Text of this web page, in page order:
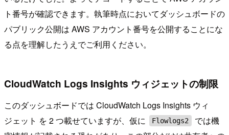
ト番号が確認できます。執筆時点においてダッシュボードの
パブリック公開は AWS アカウント番号を公開することにな
る点を理解したうえでご利用ください。
CloudWatch Logs Insights ウィジェットの制限
このダッシュボードでは CloudWatch Logs Insights ウィ
ジェット を 2 つ載せていますが、仮に
Flowlogs2
では機